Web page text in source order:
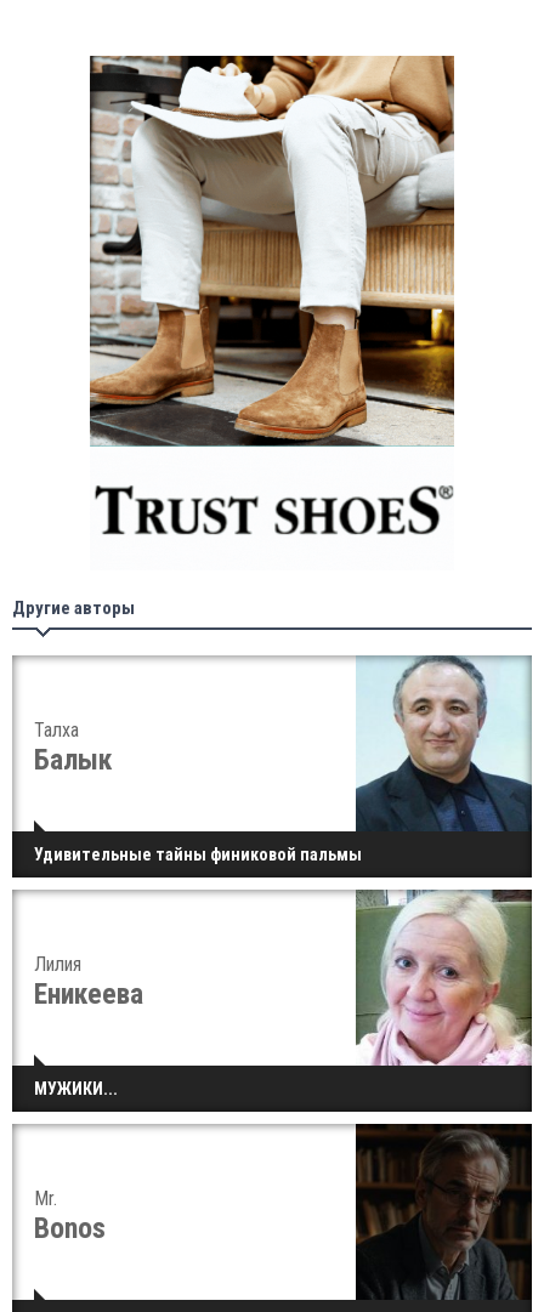
Другие авторы
Талха
Балык
Удивительные тайны финиковой пальмы
Лилия
Еникеева
МУЖИКИ...
Mr.
Bonos